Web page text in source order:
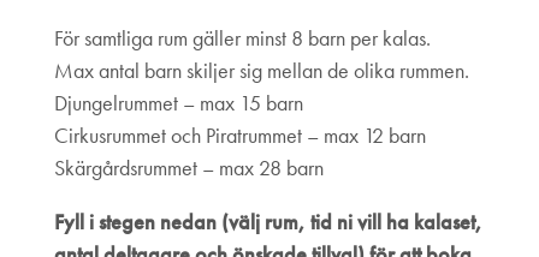
För samtliga rum gäller minst 8 barn per kalas.
Max antal barn skiljer sig mellan de olika rummen.
Djungelrummet – max 15 barn
Cirkusrummet och Piratrummet – max 12 barn
Skärgårdsrummet – max 28 barn
Fyll i stegen nedan (välj rum, tid ni vill ha kalaset,